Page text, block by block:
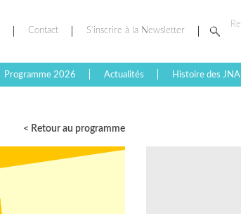
Contact S’inscrire à la Newsletter
Programme 2026 Actualités Histoire des JNAI
< Retour au programme